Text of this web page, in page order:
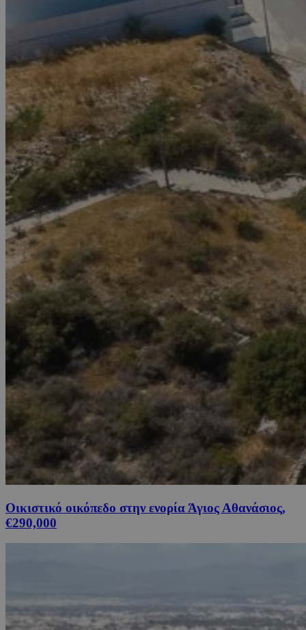
Οικιστικό οικόπεδο στην ενορία Άγιος Αθανάσιος,
€290,000